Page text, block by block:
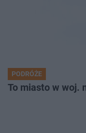
PODRÓŻE
To miasto w woj.